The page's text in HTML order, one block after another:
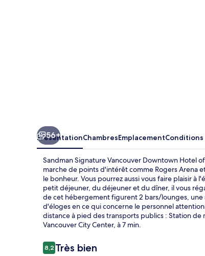
56+
PrésentationChambresEmplacementConditions
Sandman Signature Vancouver Downtown Hotel
marche de points d'intérêt comme Rogers Arena
le bonheur. Vous pourrez aussi vous faire plaisir
petit déjeuner, du déjeuner et du dîner, il vous
de cet hébergement figurent 2 bars/lounges, une
d'éloges en ce qui concerne le personnel
distance à pied des transports publics : Station
Vancouver City Center, à 7 min.
Avis
8,28,2 sur 10
Très bien